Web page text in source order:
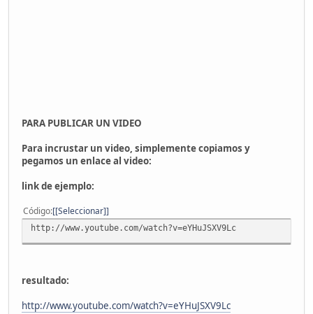
PARA PUBLICAR UN VIDEO
Para incrustar un video, simplemente copiamos y
pegamos un enlace al video:
link de ejemplo:
Código [Seleccionar]
http://www.youtube.com/watch?v=eYHuJSXV9Lc
resultado:
http://www.youtube.com/watch?v=eYHuJSXV9Lc